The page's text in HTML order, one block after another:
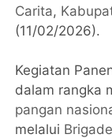
Carita,
(11/02/2026).
Kegiatan
dalam rangka
pangan
melalui